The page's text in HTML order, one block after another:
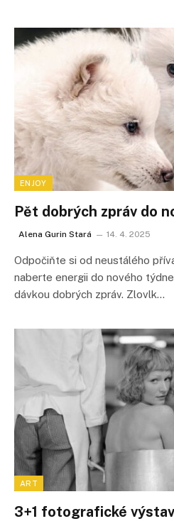
ENJOY
Pět dobrých zpráv do
Alena Gurin Stará 14. 4. 2025
Odpočiňte si od neustálého
naberte energii do nového
dávkou dobrých zpráv. Zlovlk…
ART
3+1 fotografické